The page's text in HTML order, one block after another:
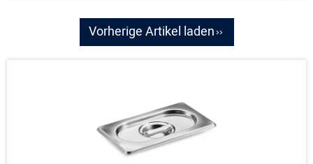
Vorherige Artikel laden